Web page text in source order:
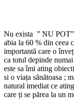
Nu exista ” NU
abia la 60 % din ceea
importantă care o
ca totul depinde
este sa îmi ating
si o viața sănătoasa ;
natural imediat ce
care ți se părea la un